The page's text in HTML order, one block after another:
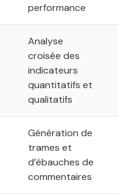
performance
Analyse
croisée des
indicateurs
quantitatifs et
qualitatifs
Génération de
trames et
d’ébauches de
commentaires